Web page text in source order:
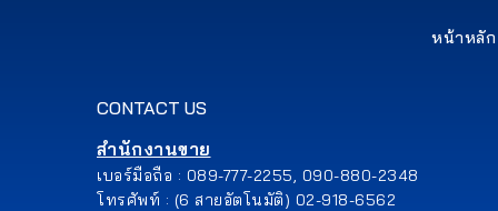
หน้าหลัก
CONTACT US
สำนักงานขาย
เบอร์มือถือ : 089-777-2255, 090-880-2348
โทรศัพท์ : (6 สายอัตโนมัติ) 02-918-6562